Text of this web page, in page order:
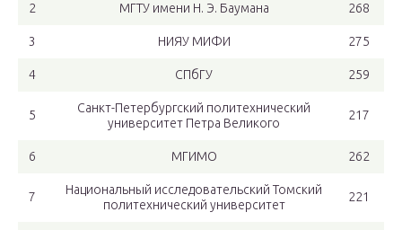
2 МГТУ имени Н. Э. Баумана 268
3 НИЯУ МИФИ 275
4 СПбГУ 259
5
Санкт-Петербургский политехнический
университет Петра Великого
217
6 МГИМО 262
7
Национальный исследовательский Томский
политехнический университет
221